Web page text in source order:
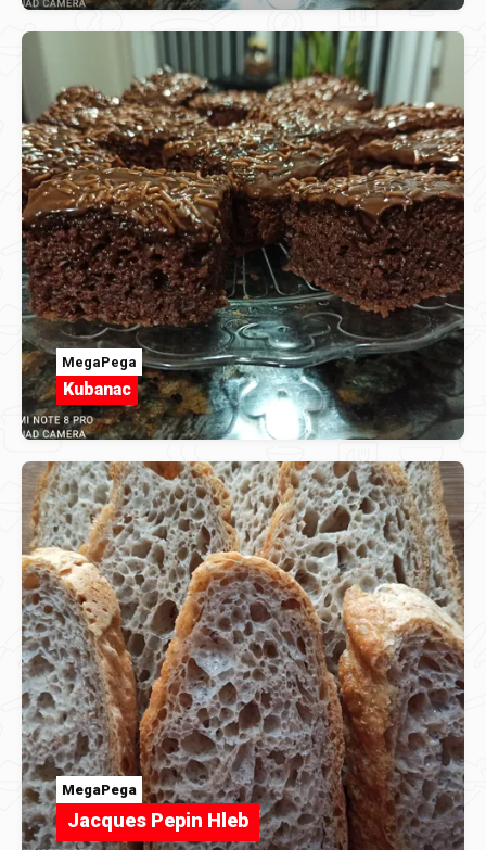
MegaPega
Kubanac
MegaPega
Jacques Pepin Hleb